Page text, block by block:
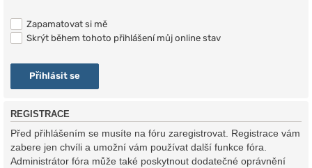
Zapamatovat si mě
Skrýt během tohoto přihlášení můj online stav
REGISTRACE
Před přihlášením se musíte na fóru zaregistrovat. Registrace vám
zabere jen chvíli a umožní vám používat další funkce fóra.
Administrátor fóra může také poskytnout dodatečné oprávnění